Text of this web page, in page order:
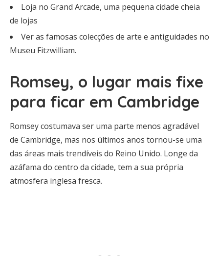
Loja no Grand Arcade, uma pequena cidade cheia
de lojas
Ver as famosas colecções de arte e antiguidades no
Museu Fitzwilliam.
Romsey, o lugar mais fixe
para ficar em Cambridge
Romsey costumava ser uma parte menos agradável
de Cambridge, mas nos últimos anos tornou-se uma
das áreas mais trendíveis do Reino Unido. Longe da
azáfama do centro da cidade, tem a sua própria
atmosfera inglesa fresca.